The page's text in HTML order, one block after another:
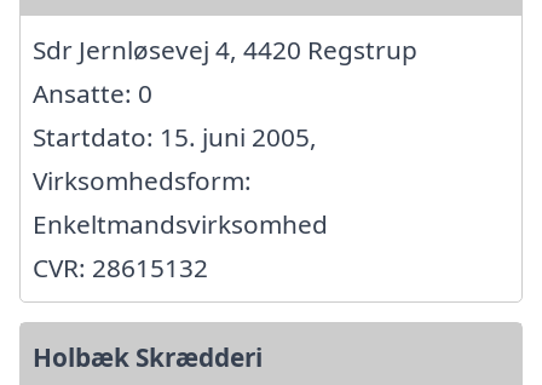
Sdr Jernløsevej 4, 4420 Regstrup
Ansatte: 0
Startdato: 15. juni 2005,
Virksomhedsform:
Enkeltmandsvirksomhed
CVR: 28615132
Holbæk Skrædderi